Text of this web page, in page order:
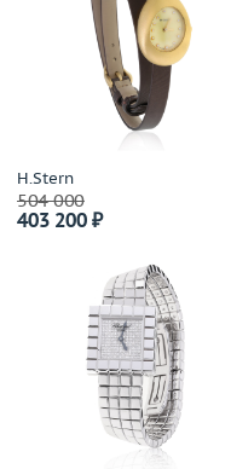
H.Stern
504 000
403 200 ₽